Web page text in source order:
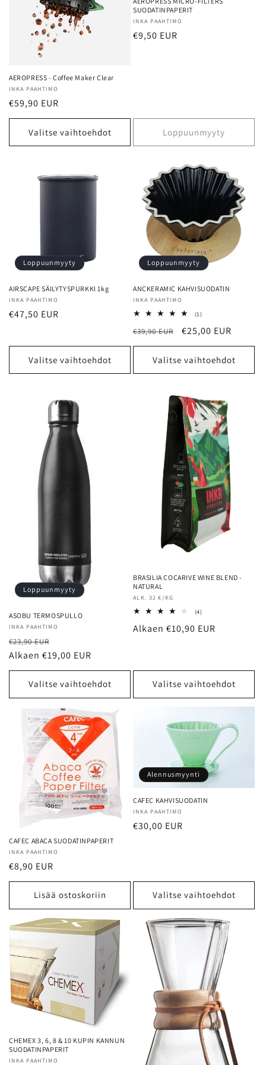
AEROPRESS - Coffee Maker Clear
Myyjä:
INKA PAAHTIMO
Normaalihinta
€59,90 EUR
Valitse vaihtoehdot
SUODATINPAPERIT
Myyjä:
INKA PAAHTIMO
Normaalihinta
€9,50 EUR
Loppuunmyyty
Loppuunmyyty
AIRSCAPE SÄILYTYSPURKKI 1kg
Myyjä:
INKA PAAHTIMO
Normaalihinta
€47,50 EUR
Valitse vaihtoehdot
Loppuunmyyty
ANCKERAMIC KAHVISUODATIN
Myyjä:
INKA PAAHTIMO
(1)1
yhteensä
Normaalihinta
€39,90 EUR Alennushinta
€25,00 EUR
Valitse vaihtoehdot
Loppuunmyyty
ASOBU TERMOSPULLO
Myyjä:
INKA PAAHTIMO
Normaalihinta
€23,90 EUR
Alkaen €19,00 EUR
Valitse vaihtoehdot
BRASILIA COCARIVE WINE BLEND -
NATURAL
Myyjä:
ALK. 32 €/KG
(4)4
yhteensä
Normaalihinta
Alkaen €10,90 EUR
Valitse vaihtoehdot
CAFEC ABACA SUODATINPAPERIT
Myyjä:
INKA PAAHTIMO
Normaalihinta
€8,90 EUR
Lisää ostoskoriin
Alennusmyynti
CAFEC KAHVISUODATIN
Myyjä:
INKA PAAHTIMO
Alennushinta
€30,00 EUR
Valitse vaihtoehdot
CHEMEX 3, 6, 8 & 10 KUPIN KANNUN
SUODATINPAPERIT
Myyjä:
INKA PAAHTIMO